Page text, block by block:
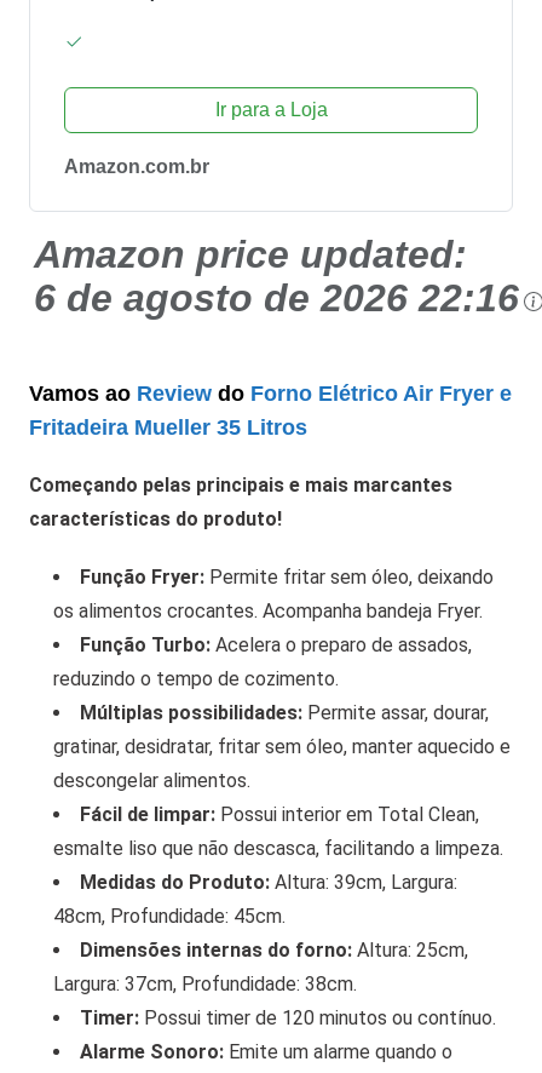
Ir para a Loja
Amazon.com.br
Amazon price updated:
6 de agosto de 2026 22:16
Vamos ao Review do Forno Elétrico Air Fryer e
Fritadeira Mueller 35 Litros
Começando pelas principais e mais marcantes
características do produto!
Função Fryer: Permite fritar sem óleo, deixando
os alimentos crocantes. Acompanha bandeja Fryer.
Função Turbo: Acelera o preparo de assados,
reduzindo o tempo de cozimento.
Múltiplas possibilidades: Permite assar, dourar,
gratinar, desidratar, fritar sem óleo, manter aquecido e
descongelar alimentos.
Fácil de limpar: Possui interior em Total Clean,
esmalte liso que não descasca, facilitando a limpeza.
Medidas do Produto: Altura: 39cm, Largura:
48cm, Profundidade: 45cm.
Dimensões internas do forno: Altura: 25cm,
Largura: 37cm, Profundidade: 38cm.
Timer: Possui timer de 120 minutos ou contínuo.
Alarme Sonoro: Emite um alarme quando o